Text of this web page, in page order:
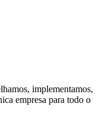
implementamos,
empresa para todo o